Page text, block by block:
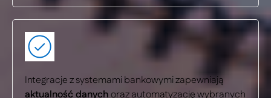
Integracje z systemami bankowymi zapewniają
aktualność danychoraz automatyzację wybranych